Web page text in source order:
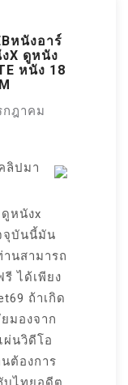
หนังอาร์
X ดูหนัง
หนัง 18
กฎาคม
ลิปมา
หนังx
จุบันนี้มัน
านสามารถ
ได้เพียง
ถ้าเกิด
มองจาก
นวิดีโอ
ต้องการ